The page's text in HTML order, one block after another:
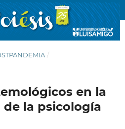
/
en la
la psicología